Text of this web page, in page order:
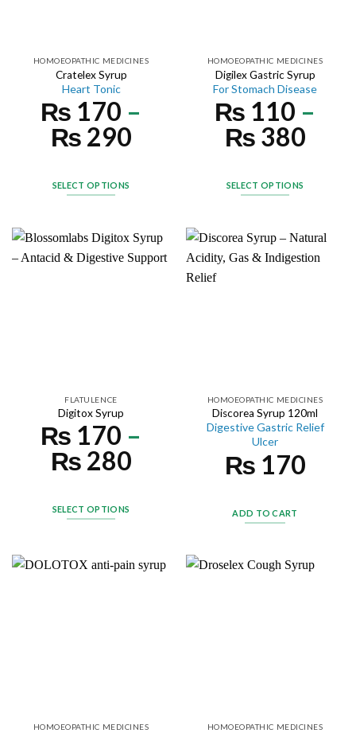
HOMOEOPATHIC MEDICINES
Cratelex Syrup
Heart Tonic
₨ 170 –
₨ 290
SELECT OPTIONS
HOMOEOPATHIC MEDICINES
Digilex Gastric Syrup
For Stomach Disease
₨ 110 –
₨ 380
SELECT OPTIONS
FLATULENCE
Digitox Syrup
₨ 170 –
₨ 280
SELECT OPTIONS
HOMOEOPATHIC MEDICINES
Discorea Syrup 120ml
Digestive Gastric Relief
Ulcer
₨ 170
ADD TO CART
HOMOEOPATHIC MEDICINES HOMOEOPATHIC MEDICINES